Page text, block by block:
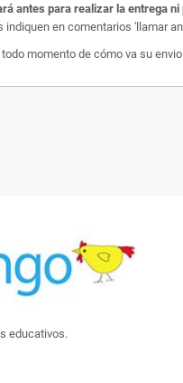
antes para realizar la entrega
indiquen en comentarios 'llamar
momento de cómo va su
educativos.